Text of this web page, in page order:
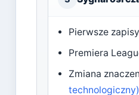
Pierwsze
Premiera
Zmiana
technologiczny)